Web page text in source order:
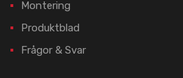
Montering
Produktblad
Frågor & Svar